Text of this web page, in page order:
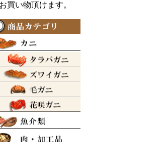
お買い物頂けます。